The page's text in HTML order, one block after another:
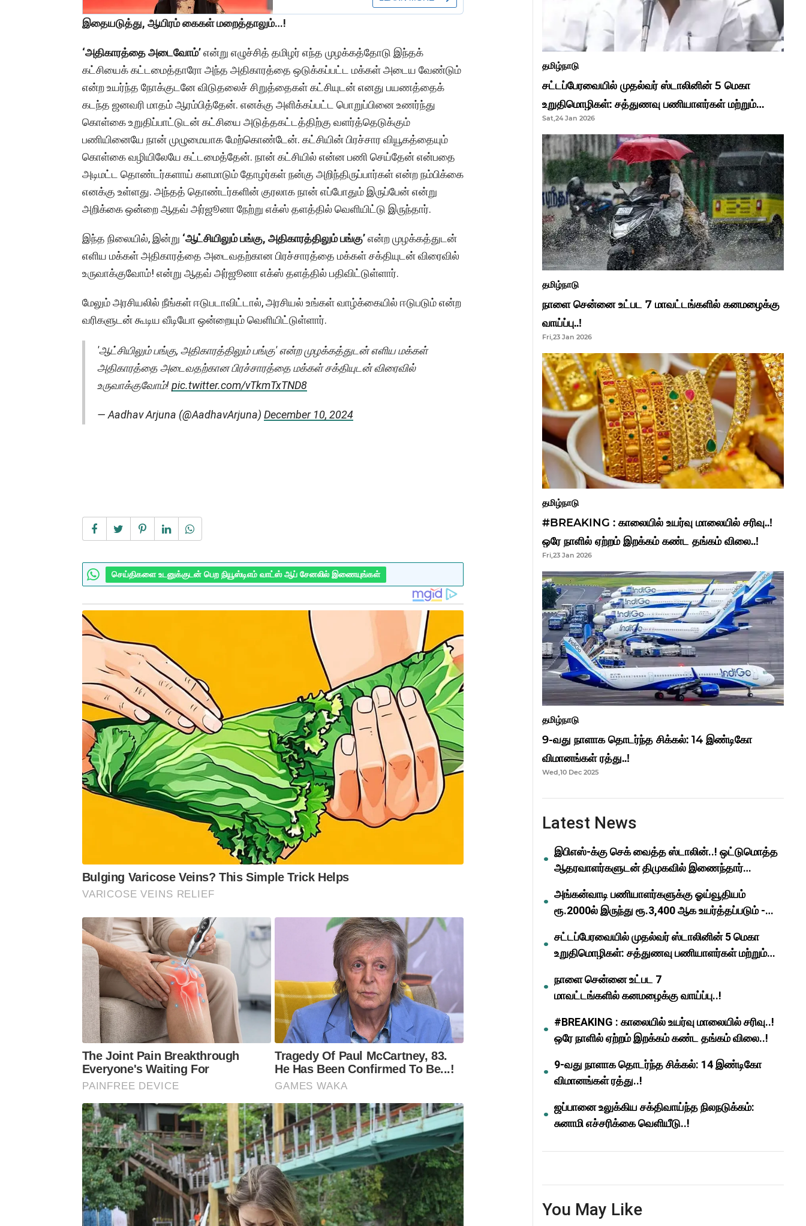
இதையடுத்து, ஆயிரம் கைகள் மறைத்தாலும்…!
‘அதிகாரத்தை அடைவோம்’என்று எழுச்சித் தமிழர் எந்த முழக்கத்தோடு இந்தக்
கட்சியைக் கட்டமைத்தாரோ அந்த அதிகாரத்தை ஒடுக்கப்பட்ட மக்கள் அடைய வேண்டும்
என்ற உயர்ந்த நோக்குடனே விடுதலைச் சிறுத்தைகள் கட்சியுடன் எனது பயணத்தைக்
கடந்த ஜனவரி மாதம் ஆரம்பித்தேன். எனக்கு அளிக்கப்பட்ட பொறுப்பினை உணர்ந்து
கொள்கை உறுதிப்பாட்டுடன் கட்சியை அடுத்தகட்டத்திற்கு வளர்த்தெடுக்கும்
பணியினையே நான் முழுமையாக மேற்கொண்டேன். கட்சியின் பிரச்சார வியூகத்தையும்
கொள்கை வழியிலேயே கட்டமைத்தேன். நான் கட்சியில் என்ன பணி செய்தேன் என்பதை
அடிமட்ட தொண்டர்களாய் களமாடும் தோழர்கள் நன்கு அறிந்திருப்பார்கள் என்ற நம்பிக்கை
எனக்கு உள்ளது. அந்தத் தொண்டர்களின் குரலாக நான் எப்போதும் இருப்பேன் என்று
அறிக்கை ஒன்றை ஆதவ் அர்ஜூனா நேற்று எக்ஸ் தளத்தில் வெளியிட்டு இருந்தார்.
இந்த நிலையில், இன்று ‘ஆட்சியிலும் பங்கு, அதிகாரத்திலும் பங்கு’என்ற முழக்கத்துடன்
எளிய மக்கள் அதிகாரத்தை அடைவதற்கான பிரச்சாரத்தை மக்கள் சக்தியுடன் விரைவில்
உருவாக்குவோம்! என்று ஆதவ் அர்ஜூனா எக்ஸ் தளத்தில் பதிவிட்டுள்ளார்.
மேலும் அரசியலில் நீங்கள் ஈடுபடாவிட்டால், அரசியல் உங்கள் வாழ்க்கையில் ஈடுபடும் என்ற
வரிகளுடன் கூடிய வீடியோ ஒன்றையும் வெளியிட்டுள்ளார்.
'ஆட்சியிலும் பங்கு, அதிகாரத்திலும் பங்கு' என்ற முழக்கத்துடன் எளிய மக்கள்
அதிகாரத்தை அடைவதற்கான பிரச்சாரத்தை மக்கள் சக்தியுடன் விரைவில்
உருவாக்குவோம்!pic.twitter.com/vTkmTxTND8
— Aadhav Arjuna (@AadhavArjuna) December 10, 2024
செய்திகளை உடனுக்குடன் பெற நியூஸ்டிஎம் வாட்ஸ் ஆப் சேனலில் இணையுங்கள்
தமிழ்நாடு
சட்டப்பேரவையில் முதல்வர் ஸ்டாலினின் 5 மெகா
உறுதிமொழிகள்: சத்துணவு பணியாளர்கள் மற்றும்
ஆசிரியர்களுக்கு ஜாக்பாட்!
Sat,24 Jan 2026
தமிழ்நாடு
நாளை சென்னை உட்பட 7 மாவட்டங்களில் கனமழைக்கு
வாய்ப்பு..!
Fri,23 Jan 2026
தமிழ்நாடு
#BREAKING : காலையில் உயர்வு மாலையில் சரிவு..!
ஒரே நாளில் ஏற்றம் இறக்கம் கண்ட தங்கம் விலை..!
Fri,23 Jan 2026
தமிழ்நாடு
9-வது நாளாக தொடர்ந்த சிக்கல்: 14 இண்டிகோ
விமானங்கள் ரத்து..!
Wed,10 Dec 2025
Latest News
இபிஎஸ்-க்கு செக் வைத்த ஸ்டாலின்..! ஒட்டுமொத்த
ஆதரவாளர்களுடன் திமுகவில் இணைந்தார்
அங்கன்வாடி பணியாளர்களுக்கு ஓய்வூதியம்
ரூ.2000ல் இருந்து ரூ.3,400 ஆக உயர்த்தப்படும் -
சட்டப்பேரவையில் முதல்வர் ஸ்டாலினின் 5 மெகா
உறுதிமொழிகள்: சத்துணவு பணியாளர்கள் மற்றும்
நாளை சென்னை உட்பட 7
மாவட்டங்களில் கனமழைக்கு வாய்ப்பு..!
#BREAKING : காலையில் உயர்வு மாலையில் சரிவு..!
ஒரே நாளில் ஏற்றம் இறக்கம் கண்ட தங்கம் விலை..!
9-வது நாளாக தொடர்ந்த சிக்கல்: 14 இண்டிகோ
விமானங்கள் ரத்து..!
ஜப்பானை உலுக்கிய சக்திவாய்ந்த நிலநடுக்கம்:
சுனாமி எச்சரிக்கை வெளியீடு..!
You May Like